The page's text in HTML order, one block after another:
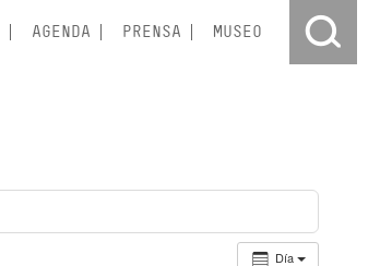
AGENDA PRENSA MUSEO
Día